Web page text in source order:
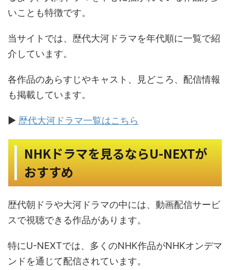
いことも特徴です。
当サイトでは、歴代大河ドラマを年代順に一覧で紹
介しています。
各作品のあらすじやキャスト、見どころ、配信情報
も掲載しています。
▶ 歴代大河ドラマ一覧はこちら
NHKドラマを見るならU-NEXTが
おすすめ
歴代朝ドラや大河ドラマの中には、動画配信サービ
スで視聴できる作品があります。
特にU-NEXTでは、多くのNHK作品がNHKオンデマ
ンドを通じて配信されています。